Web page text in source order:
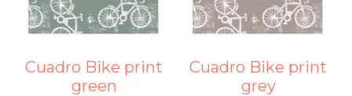
Cuadro Bike print
green
Cuadro Bike print
grey